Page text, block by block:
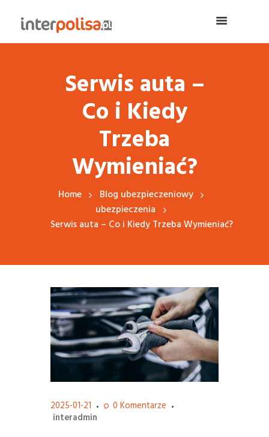
Serwis auta –
Co i Kiedy
Trzeba
Wymieniać?
Home
Blog ubezpieczeniowy
ubezpieczenia
Serwis auta – Co i Kiedy Trzeba Wymieniać?
2025-01-21 0 Komentarze
interadmin